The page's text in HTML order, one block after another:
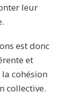
leur
est donc
et
cohésion
collective.